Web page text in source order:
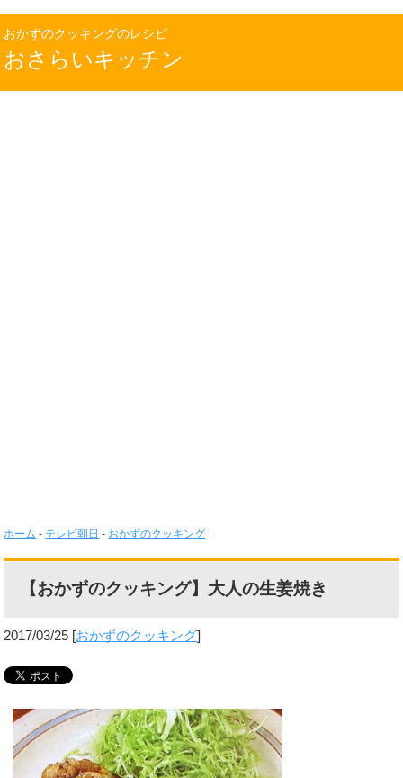
おかずのクッキングのレシピ
おさらいキッチン
ホーム - テレビ朝日 - おかずのクッキング
【おかずのクッキング】大人の生姜焼き
2017/03/25 [おかずのクッキング]